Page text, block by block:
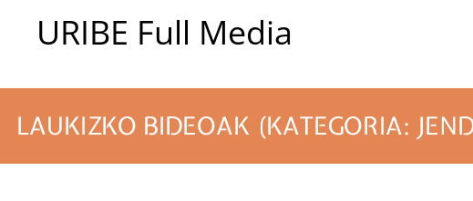
URIBE Full Media
LAUKIZKO BIDEOAK (KATEGORIA: